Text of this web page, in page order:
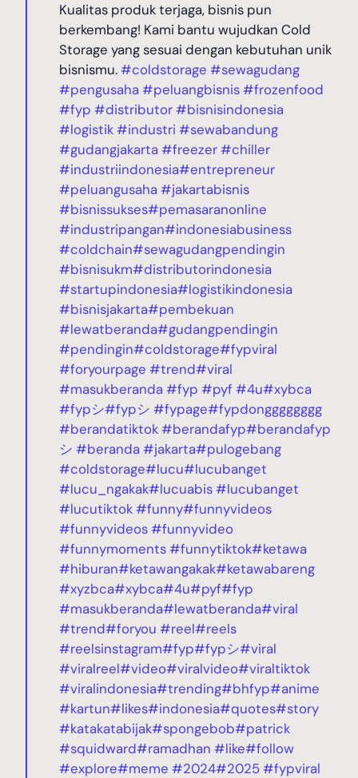
Kualitas produk terjaga, bisnis pun
berkembang! Kami bantu wujudkan Cold
Storage yang sesuai dengan kebutuhan unik
bisnismu.#coldstorage #sewagudang
#pengusaha #peluangbisnis #frozenfood
#fyp #distributor #bisnisindonesia
#logistik #industri #sewabandung
#gudangjakarta #freezer #chiller
#industriindonesia#entrepreneur
#peluangusaha #jakartabisnis
#bisnissukses#pemasaranonline
#industripangan#indonesiabusiness
#coldchain#sewagudangpendingin
#bisnisukm#distributorindonesia
#startupindonesia#logistikindonesia
#bisnisjakarta#pembekuan
#lewatberanda#gudangpendingin
#pendingin#coldstorage#fypviral
#foryourpage #trend#viral
#masukberanda #fyp #pyf #4u#xybca
#fypシ#fypシ #fypage#fypdongggggggg
#berandatiktok #berandafyp#berandafyp
シ #beranda #jakarta#pulogebang
#coldstorage#lucu#lucubanget
#lucu_ngakak#lucuabis #lucubanget
#lucutiktok #funny#funnyvideos
#funnyvideos #funnyvideo
#funnymoments #funnytiktok#ketawa
#hiburan#ketawangakak#ketawabareng
#xyzbca#xybca#4u#pyf#fyp
#masukberanda#lewatberanda#viral
#trend#foryou #reel#reels
#reelsinstagram#fyp#fypシ#viral
#viralreel#video#viralvideo#viraltiktok
#viralindonesia#trending#bhfyp#anime
#kartun#likes#indonesia#quotes#story
#katakatabijak#spongebob#patrick
#squidward#ramadhan #like#follow
#explore#meme #2024#2025 #fypviral